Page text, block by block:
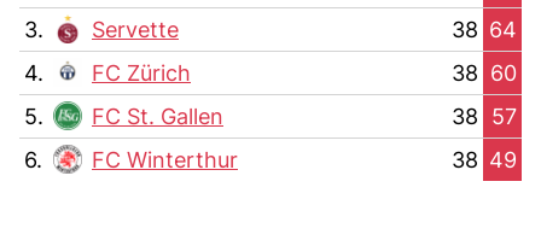
3.
Servette 38 64
4.
FC Zürich 38 60
5.
FC St. Gallen 38
57
6.
FC Winterthur 38 49